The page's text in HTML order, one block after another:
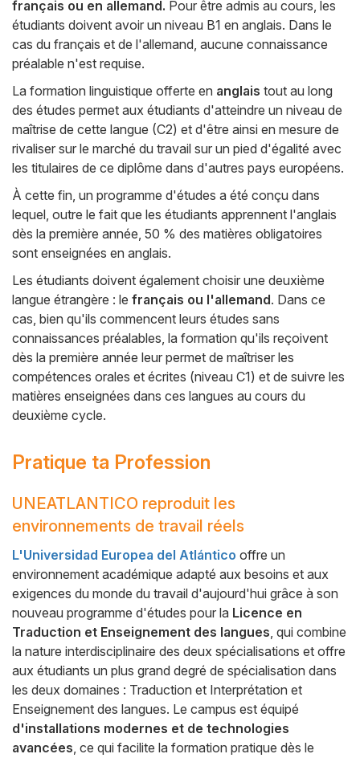
français ou en allemand. Pour être admis au cours, les
étudiants doivent avoir un niveau B1 en anglais. Dans le
cas du français et de l'allemand, aucune connaissance
préalable n'est requise.
La formation linguistique offerte en anglais tout au long
des études permet aux étudiants d'atteindre un niveau de
maîtrise de cette langue (C2) et d'être ainsi en mesure de
rivaliser sur le marché du travail sur un pied d'égalité avec
les titulaires de ce diplôme dans d'autres pays européens.
À cette fin, un programme d'études a été conçu dans
lequel, outre le fait que les étudiants apprennent l'anglais
dès la première année, 50 % des matières obligatoires
sont enseignées en anglais.
Les étudiants doivent également choisir une deuxième
langue étrangère : le français ou l'allemand. Dans ce
cas, bien qu'ils commencent leurs études sans
connaissances préalables, la formation qu'ils reçoivent
dès la première année leur permet de maîtriser les
compétences orales et écrites (niveau C1) et de suivre les
matières enseignées dans ces langues au cours du
deuxième cycle.
Pratique ta Profession
Cuerpo
UNEATLANTICO reproduit les
environnements de travail réels
L'Universidad Europea del Atlántico offre un
environnement académique adapté aux besoins et aux
exigences du monde du travail d'aujourd'hui grâce à son
nouveau programme d'études pour la Licence en
Traduction et Enseignement des langues, qui combine
la nature interdisciplinaire des deux spécialisations et offre
aux étudiants un plus grand degré de spécialisation dans
les deux domaines : Traduction et Interprétation et
Enseignement des langues. Le campus est équipé
d'installations modernes et de technologies
avancées, ce qui facilite la formation pratique dès le